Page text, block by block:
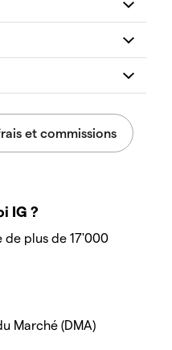
IG ?
de plus de 17'000
Marché (DMA)